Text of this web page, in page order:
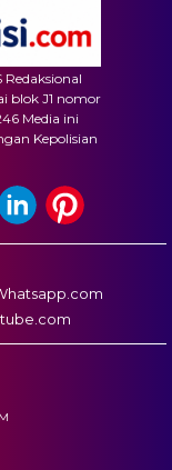
Redaksional
blok J1 nomor
Media ini
Kepolisian